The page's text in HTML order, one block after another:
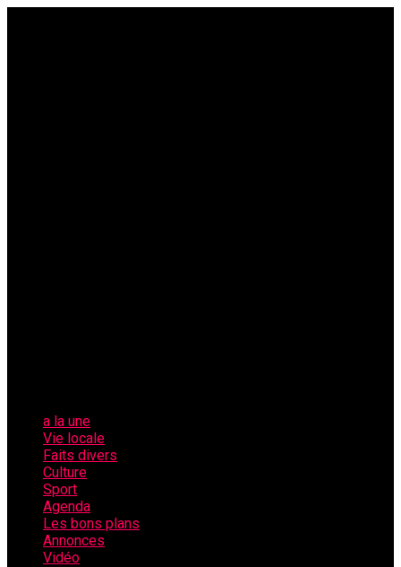
a la une
Vie locale
Faits divers
Culture
Sport
Agenda
Les bons plans
Annonces
Vidéo